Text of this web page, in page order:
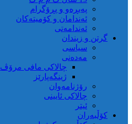
پەیڕەو و پڕۆگرام
ئەندامان و کۆمیتەکان
ئەندامەتی
گرتن و زیندان
سیاسی
مەدەنی
چالاکی مافی مرۆڤ
ژینگەپارێز
رۆژنامەوان
چالاکی ئایینی
ئیتر
کۆڵبەران